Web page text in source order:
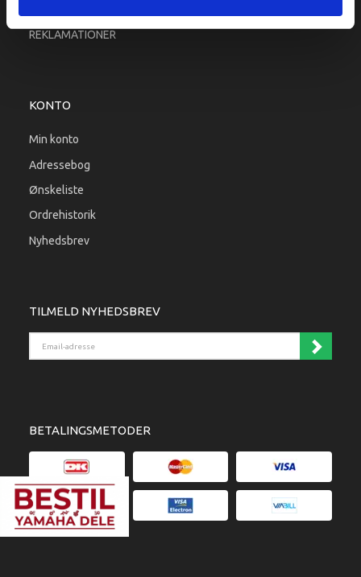
REKLAMATIONER
KONTO
Min konto
Adressebog
Ønskeliste
Ordrehistorik
Nyhedsbrev
TILMELD NYHEDSBREV
BETALINGSMETODER